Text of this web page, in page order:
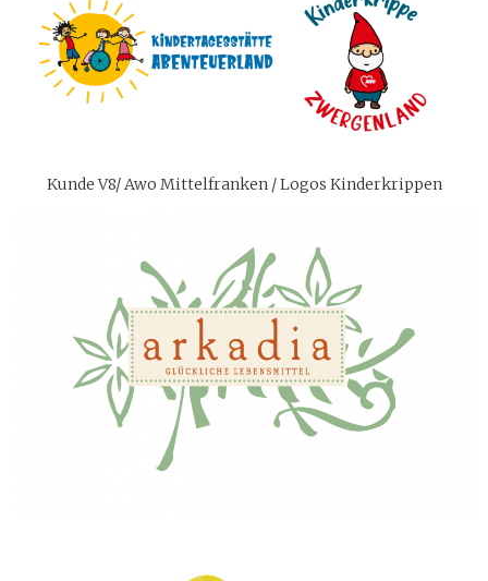
Kunde V8/ Awo Mittelfranken / Logos Kinderkrippen